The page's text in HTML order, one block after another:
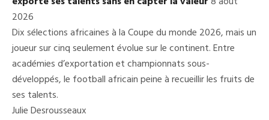
2026
Dix sélections africaines à la Coupe du monde 2026, mais un
joueur sur cinq seulement évolue sur le continent. Entre
académies d’exportation et championnats sous-
développés, le football africain peine à recueillir les fruits de
ses talents.
Julie Desrousseaux